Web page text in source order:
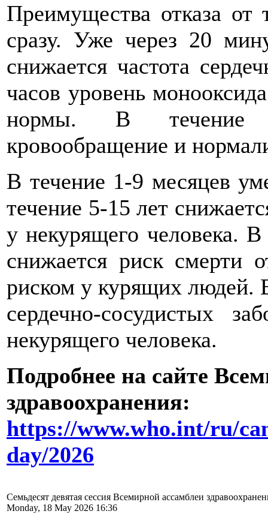
Преимущества отказа от
сразу. Уже через 20
снижается частота
часов уровень
нормы. В течение
кровообращение и
В течение 1-9 месяцев
течение 5-15 лет
у некурящего человека.
снижается риск смерти
риском у курящих людей.
сердечно-сосудистых
некурящего человека.
Подробнее на сайте
здравоохранения:
https://www.who.int/ru/
day/2026
Семьдесят девятая сессия Всемирной ассамблеи
Monday, 18 May 2026 16:36